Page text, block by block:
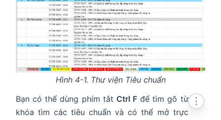
Hình 4-1. Thư viện Tiêu chuẩn
Bạn có thể dùng phím tắt Ctrl F để tìm gõ từ
khóa tìm các tiêu chuẩn và có thể mở trực
⋮